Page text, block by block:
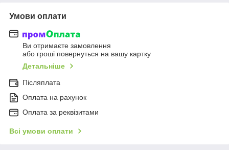
Умови оплати
Ви отримаєте замовлення
або гроші повернуться на вашу картку
Детальніше
Післяплата
Оплата на рахунок
Оплата за реквізитами
Всі умови оплати